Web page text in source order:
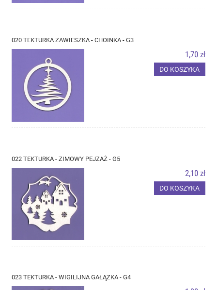
020 TEKTURKA ZAWIESZKA - CHOINKA - G3
1,70 zł
DO KOSZYKA
022 TEKTURKA - ZIMOWY PEJZAŻ - G5
2,10 zł
DO KOSZYKA
023 TEKTURKA - WIGILIJNA GAŁĄZKA - G4